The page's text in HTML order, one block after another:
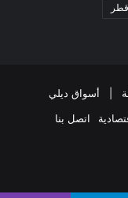
أسواق ديلي
اتصل بنا